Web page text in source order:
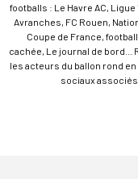
footballs : Le Havre AC, Ligue
Avranches, FC Rouen,
Coupe de France,
cachée, Le journal de
les acteurs du ballon rond
sociaux associés